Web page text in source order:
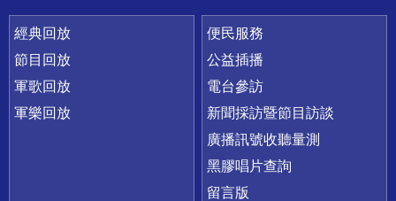
經典回放
節目回放
軍歌回放
軍樂回放
便民服務
公益插播
電台參訪
新聞採訪暨節目訪談
廣播訊號收聽量測
黑膠唱片查詢
留言版